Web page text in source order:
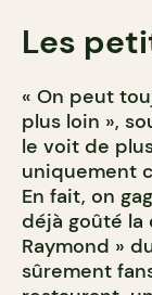
Les
« On peut
plus loin »,
le voit de
uniquement
En fait, on
déjà goûté la
Raymond »
sûrement